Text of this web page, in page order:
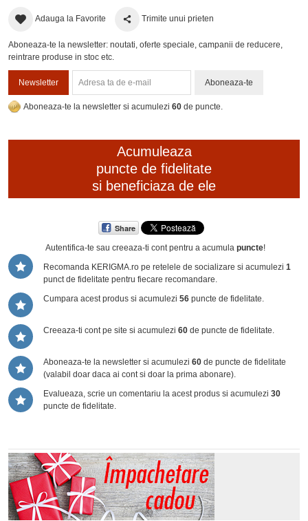
Adauga la Favorite Trimite unui prieten
Aboneaza-te la newsletter: noutati, oferte speciale, campanii de reducere,
reintrare produse in stoc etc.
Newsletter Aboneaza-te
Aboneaza-te la newsletter si acumulezi 60 de puncte.
Acumuleaza
puncte de fidelitate
si beneficiaza de ele
Share
Autentifica-te sau creeaza-ti contpentru a acumula puncte!
Recomanda KERIGMA.ro pe retelele de socializare si acumulezi 1
punct de fidelitate pentru fiecare recomandare.
Cumpara acest produs si acumulezi 56 puncte de fidelitate.
Creeaza-ti cont pe site si acumulezi 60 de puncte de fidelitate.
Aboneaza-te la newsletter si acumulezi 60 de puncte de fidelitate
(valabil doar daca ai cont si doar la prima abonare).
Evalueaza, scrie un comentariu la acest produs si acumulezi 30
puncte de fidelitate.